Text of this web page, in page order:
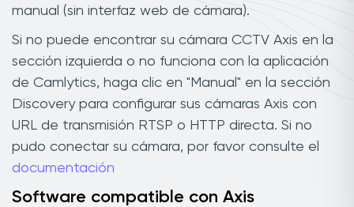
manual (sin interfaz web de cámara).
Si no puede encontrar su cámara CCTV Axis en la
sección izquierda o no funciona con la aplicación
de Camlytics, haga clic en "Manual" en la sección
Discovery para configurar sus cámaras Axis con
URL de transmisión RTSP o HTTP directa. Si no
pudo conectar su cámara, por favor consulte el
documentación
Software compatible con Axis